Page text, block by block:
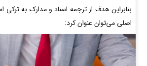
بنابراین هدف از ترجمه اسناد و مدارک به ترکی
اصلی می‌توان عنوان کرد: